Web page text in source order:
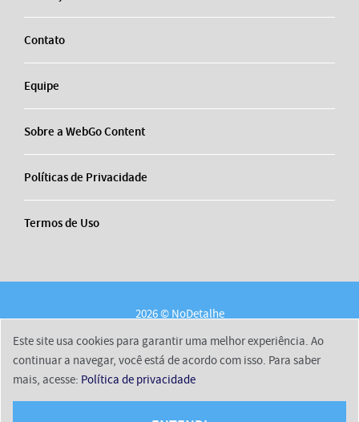
Contato
Equipe
Sobre a WebGo Content
Políticas de Privacidade
Termos de Uso
2026 © NoDetalhe
Sobre a WebGo Content
Políticas de Privacidade
Termos de Uso
Este site usa cookies para garantir uma melhor experiência. Ao
continuar a navegar, você está de acordo com isso. Para saber
mais, acesse: Política de privacidade